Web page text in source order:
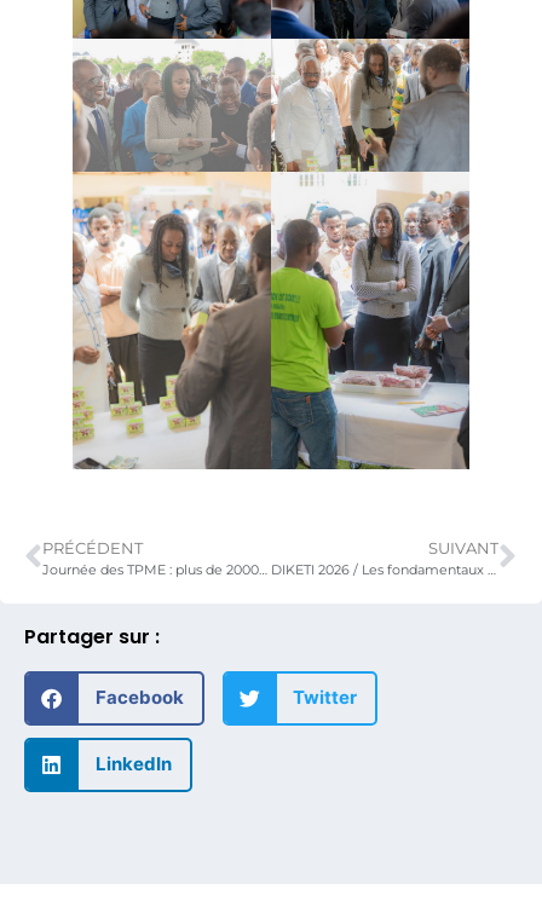
Partager sur :
Facebook Twitter
LinkedIn
PRÉCÉDENT SUIVANT